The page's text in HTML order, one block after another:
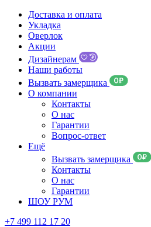
Доставка и оплата
Укладка
Оверлок
Акции
Дизайнерам
Наши работы
Вызвать замерщика
О компании
Контакты
О нас
Гарантии
Вопрос-ответ
Ещё
Вызвать замерщика
Контакты
О нас
Гарантии
ШОУ РУМ
+7 499 112 17 20